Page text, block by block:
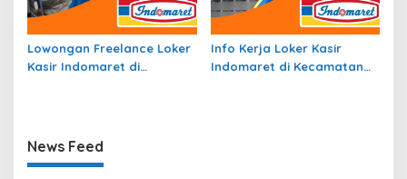
Lowongan Freelance Loker
Kasir Indomaret di
Info Kerja Loker Kasir
Indomaret di Kecamatan
News Feed